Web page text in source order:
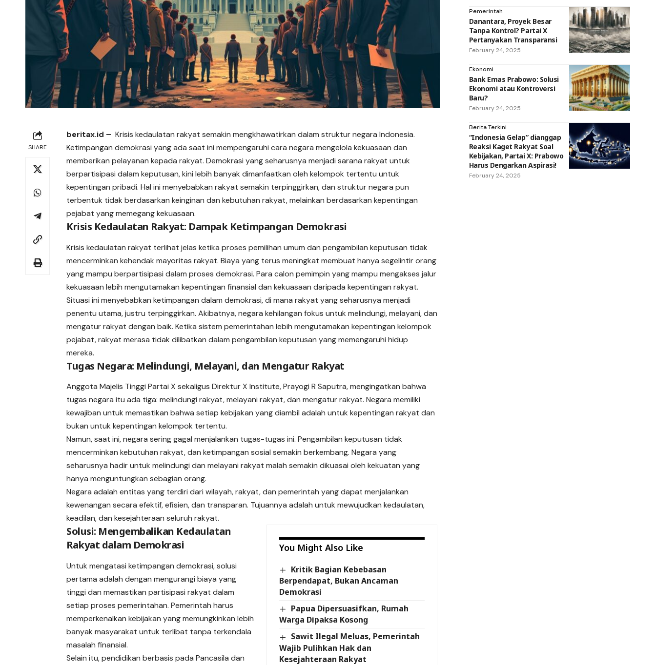
SHARE
beritax.id – Krisis kedaulatan rakyat semakin mengkhawatirkan dalam struktur negara Indonesia.
Ketimpangan demokrasi yang ada saat ini mempengaruhi cara negara mengelola kekuasaan dan
memberikan pelayanan kepada rakyat. Demokrasi yang seharusnya menjadi sarana rakyat untuk
berpartisipasi dalam keputusan, kini lebih banyak dimanfaatkan oleh kelompok tertentu untuk
kepentingan pribadi. Hal ini menyebabkan rakyat semakin terpinggirkan, dan struktur negara pun
terbentuk tidak berdasarkan keinginan dan kebutuhan rakyat, melainkan berdasarkan kepentingan
pejabat yang memegang kekuasaan.
Krisis Kedaulatan Rakyat: Dampak Ketimpangan Demokrasi
Krisis kedaulatan rakyat terlihat jelas ketika proses pemilihan umum dan pengambilan keputusan tidak
mencerminkan kehendak mayoritas rakyat. Biaya yang terus meningkat membuat hanya segelintir orang
yang mampu berpartisipasi dalam proses demokrasi. Para calon pemimpin yang mampu mengakses jalur
kekuasaan lebih mengutamakan kepentingan finansial dan kekuasaan daripada kepentingan rakyat.
Situasi ini menyebabkan ketimpangan dalam demokrasi, di mana rakyat yang seharusnya menjadi
penentu utama, justru terpinggirkan. Akibatnya, negara kehilangan fokus untuk melindungi, melayani, dan
mengatur rakyat dengan baik. Ketika sistem pemerintahan lebih mengutamakan kepentingan kelompok
pejabat, rakyat merasa tidak dilibatkan dalam pengambilan keputusan yang memengaruhi hidup
mereka.
Tugas Negara: Melindungi, Melayani, dan Mengatur Rakyat
Anggota Majelis Tinggi Partai X sekaligus Direktur X Institute, Prayogi R Saputra, mengingatkan bahwa
tugas negara itu ada tiga: melindungi rakyat, melayani rakyat, dan mengatur rakyat. Negara memiliki
kewajiban untuk memastikan bahwa setiap kebijakan yang diambil adalah untuk kepentingan rakyat dan
bukan untuk kepentingan kelompok tertentu.
Namun, saat ini, negara sering gagal menjalankan tugas-tugas ini. Pengambilan keputusan tidak
mencerminkan kebutuhan rakyat, dan ketimpangan sosial semakin berkembang. Negara yang
seharusnya hadir untuk melindungi dan melayani rakyat malah semakin dikuasai oleh kekuatan yang
hanya menguntungkan sebagian orang.
Negara adalah entitas yang terdiri dari wilayah, rakyat, dan pemerintah yang dapat menjalankan
kewenangan secara efektif, efisien, dan transparan. Tujuannya adalah untuk mewujudkan kedaulatan,
keadilan, dan kesejahteraan seluruh rakyat.
You Might Also Like
Kritik Bagian Kebebasan
Berpendapat, Bukan Ancaman
Demokrasi
Papua Dipersuasifkan, Rumah
Warga Dipaksa Kosong
Sawit Ilegal Meluas, Pemerintah
Wajib Pulihkan Hak dan
Kesejahteraan Rakyat
Solusi: Mengembalikan Kedaulatan
Rakyat dalam Demokrasi
Untuk mengatasi ketimpangan demokrasi, solusi
pertama adalah dengan mengurangi biaya yang
tinggi dan memastikan partisipasi rakyat dalam
setiap proses pemerintahan. Pemerintah harus
memperkenalkan kebijakan yang memungkinkan lebih
banyak masyarakat untuk terlibat tanpa terkendala
masalah finansial.
Selain itu, pendidikan berbasis pada Pancasila dan
Pemerintah
Danantara, Proyek Besar
Tanpa Kontrol? Partai X
Pertanyakan Transparansi
February 24, 2025
Ekonomi
Bank Emas Prabowo: Solusi
Ekonomi atau Kontroversi
Baru?
February 24, 2025
Berita Terkini
“Indonesia Gelap” dianggap
Reaksi Kaget Rakyat Soal
Kebijakan, Partai X: Prabowo
Harus Dengarkan Aspirasi!
February 24, 2025